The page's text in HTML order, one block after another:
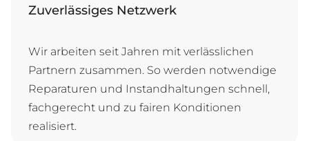
Zuverlässiges Netzwerk
Wir ar­bei­ten seit Jah­ren mit ver­läss­li­chen
Part­nern zu­sam­men. So wer­den not­wen­di­ge
Re­pa­ra­tu­ren und In­stand­hal­tun­gen schnell,
fach­ge­recht und zu fai­ren Kon­di­ti­o­nen
realisiert.